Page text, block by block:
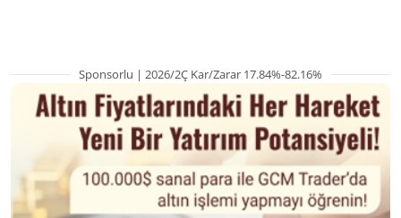
Sponsorlu | 2026/2Ç Kar/Zarar 17.84%-82.16%